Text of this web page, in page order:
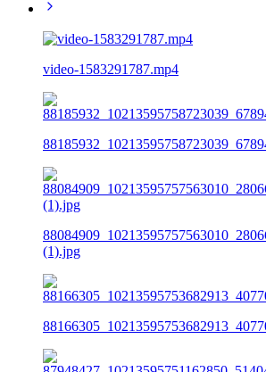
video-1583291787.mp4
(1).jpg